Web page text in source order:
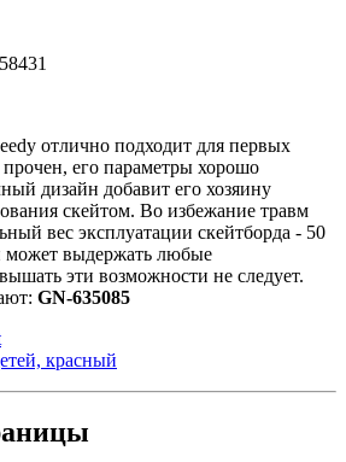
отлично подходит для первых
его параметры хорошо
дизайн добавит его хозяину
скейтом. Во избежание травм
вес эксплуатации скейтборда - 50
может выдержать любые
эти возможности не следует.
GN-635085
красный